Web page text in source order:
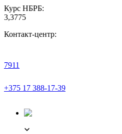
Курс НБРБ:
3,3775
Контакт-центр:
7911
+375 17 388-17-39